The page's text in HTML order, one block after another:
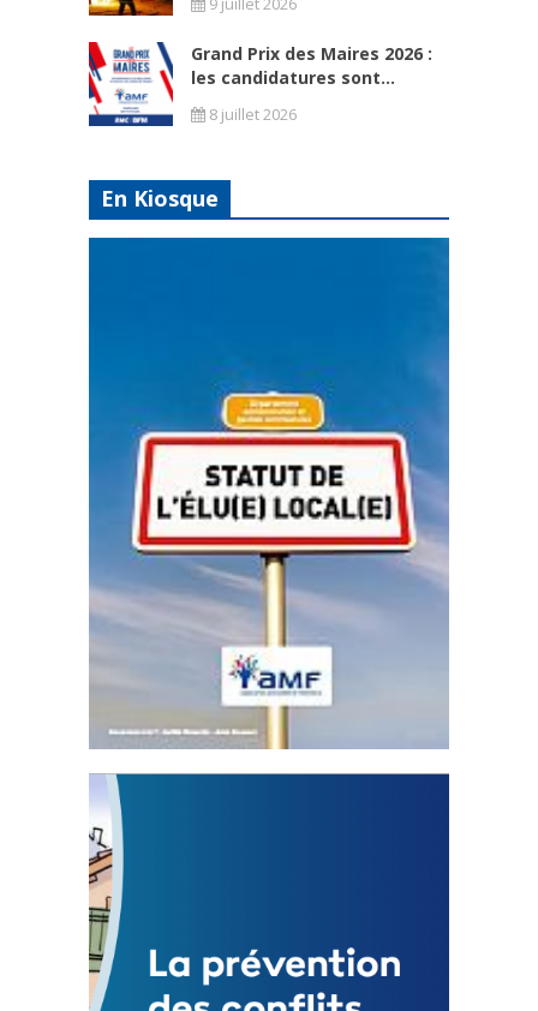
Grand Prix des Maires 2026 :
les candidatures sont...
8 juillet 2026
En Kiosque
Statut de l’élu local
3 avril 2024
Mise à jour avril 2024
FEUILLETER